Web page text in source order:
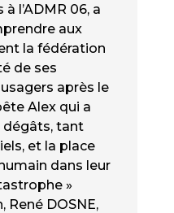
l’ADMR 06, a
aux
la fédération
de ses
après le
Alex qui a
dégâts, tant
et la place
dans leur
»
René DOSNE,